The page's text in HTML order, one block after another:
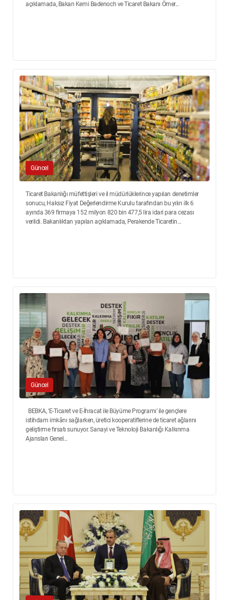
açıklamada, Bakan Kemi Badenoch ve Ticaret Bakanı Ömer...
Güncel
Ticaret Bakanlığı müfettişleri ve il müdürlüklerince yapılan denetimler
sonucu, Haksız Fiyat Değerlendirme Kurulu tarafından bu yılın ilk 6
ayında 369 firmaya 152 milyon 820 bin 477,5 lira idari para cezası
verildi. Bakanlıktan yapılan açıklamada, Perakende Ticaretin...
Güncel
BEBKA, ‘E-Ticaret ve E-İhracat ile Büyüme Programı’ ile gençlere
istihdam imkânı sağlarken, üretici kooperatiflerine de ticaret ağlarını
geliştirme fırsatı sunuyor. Sanayi ve Teknoloji Bakanlığı Kalkınma
Ajansları Genel...